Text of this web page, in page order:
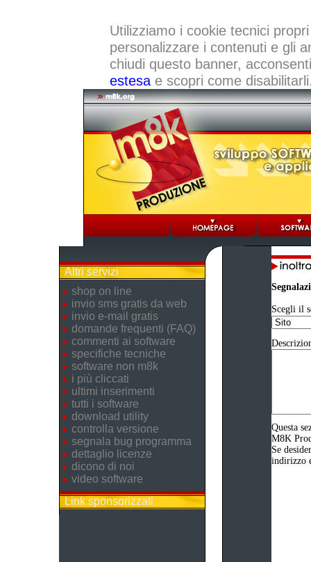
Utilizziamo i cookie tecnici
personalizzare i contenuti e gli
chiudi questo banner,
estesae scopri come
Altri servizi
shop on line
invio sms gratis da web
invio e-mail gratis
domande frequenti (FAQ)
commenti ai software
specifiche tecniche
software non m8k
i più cliccati
ultimi inserimenti
tutti i software
download utility
controlla versione
segnala bug programma
dettaglio licenze
dicono di noi
video software
Link sponsorizzati
Scegli il
Questa
M8K
Se
indirizzo